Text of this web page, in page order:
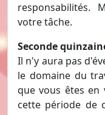
responsabilités.
votre tâche.
Seconde
Il n'y aura pas
le domaine du
que vous êtes en
cette période de